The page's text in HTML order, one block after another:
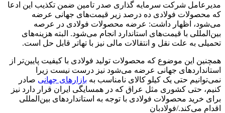
مدیرعامل شرکت سرمایه گذاری صدر تامین ضمن تکذیب این ادعا
که محصولات فولادی ده درصد زیر قیمت‌های جهانی عرضه
می‌شود، اظهار داشت: عرضه محصولات فولادی در عرصه
بین‌المللی با قیمت‌های استاندارد انجام می‌شود. البته هزینه‌های
تحمیلی به علت نقل و انتقالات مالی نیز با تهاتر قابل حل است.
همچنین این موضوع که محصولات تولید فولادی با کیفیت پایین‌تر از
استانداردهای جهانی عرضه می‌شود نیز درست نیست زیرا
نمی‌توانیم حتی یک کیلو کالای نامناسب به بازارهای جهانی صادر
کنیم، حتی کشوری مثل عراق که در همسایگی ایران قرار دارد نیز
برای خرید محصولات فولادی با توجه به استانداردهای بین‌المللی
اقدام می‌کند./فولادبان